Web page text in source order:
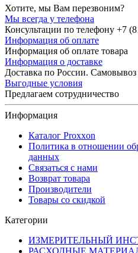
Хотите, мы Вам перезвоним?
Мы всегда у телефона
Консультации по телефону +7
Информация об оплате
Информация об оплате товара
Информация о доставке
Доставка по России.
Выгодные условия
Предлагаем сотрудничество
Информация
Каталог Proxxon
Политика в отношении
данных
Связаться с нами
Возврат товара
Производители
Товары со скидкой
Категории
ИЗМЕРИТЕЛЬНЫЙ
РАСХОДНЫЕ